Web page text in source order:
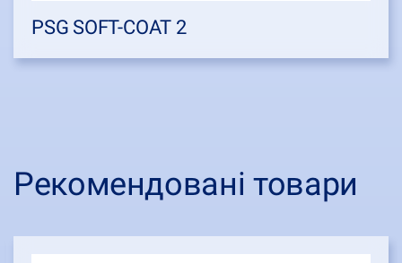
PSG SOFT-COAT 2
Рекомендовані товари